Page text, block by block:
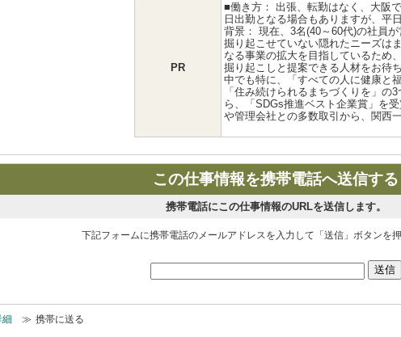
PR
■働き方： 出張、転勤はなく、大阪
日出勤となる場合もありますが、平
背景： 現在、3名(40～60代)の社員
掘り起こせていない隠れたニーズは
なる事業の拡大を目指しているため
掘り起こしと提案できる人材をお待
中でも特に、「すべての人に健康と
「住み続けられるまちづくりを」の
ら、「SDGs推進ベスト企業賞」を
や管理会社との多数取引から、関西
この仕事情報を携帯電話へ送信する
携帯電話にこの仕事情報のURLを送信します。
下記フォームに携帯電話のメールアドレスを入力して「送信」ボタンを押
細 ≫ 携帯に送る